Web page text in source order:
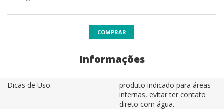
COMPRAR
Informações
Dicas de Uso:
produto indicado para áreas
internas, evitar ter contato
direto com água.